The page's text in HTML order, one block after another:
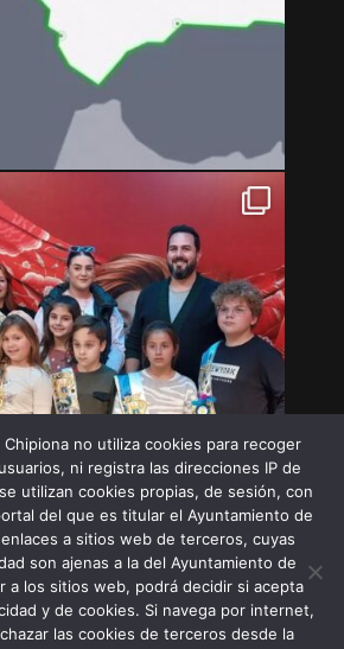
Síguenos en Instagram
no utiliza cookies para recoger
ni registra las direcciones IP de
utilizan cookies propias, de sesión, con
del que es titular el Ayuntamiento de
a sitios web de terceros, cuyas
son ajenas a la del Ayuntamiento de
a los sitios web, podrá decidir si acepta
y de cookies. Si navega por internet,
las cookies de terceros desde la